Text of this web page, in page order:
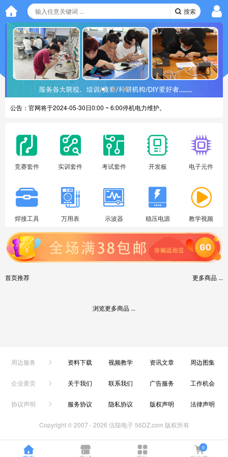
搜索
0
公告： 官网将于2024-05-30日0:00 ~ 6:00停机电力维护。
竞赛套件 实训套件 考试套件 开发板 电子元件
焊接工具 万用表 示波器 稳压电源 教学视频
首页推荐 更多商品 ...
浏览更多商品 ...
周边服务 资料下载 视频教学 资讯文章 周边图集
企业黄页 关于我们 联系我们 广告服务 工作机会
协议声明 服务协议 隐私协议 版权声明 法律声明
Copyright © 2007 -2026 伍陆电子 56DZ.com 版权所有